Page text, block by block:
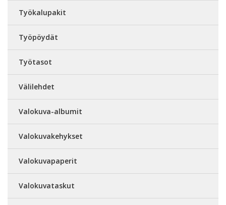
Työkalupakit
Työpöydät
Työtasot
Välilehdet
Valokuva-albumit
Valokuvakehykset
Valokuvapaperit
Valokuvataskut